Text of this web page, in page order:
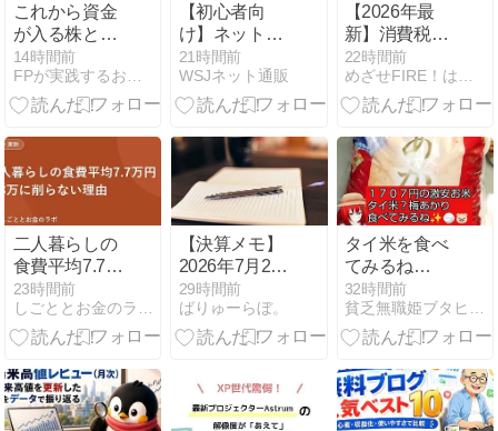
これから資金
が入る株と流
出する株
14時間前
FPが実践するお金の知恵を磨く勉強会
【初心者向
け】ネットシ
ョップでは何
が売れる？売
れやすい商品
説
21時間前
WSJネット通販
【2026年最
新】消費税
1％へ！食料
品の減税を閣
議決定｜2027
間、いつから
安くなる？
22時間前
めざせFIRE！はやまるのおすすめ優待＆高配当株
二人暮らしの
食費平均7.7万
円｜月3万に
削らない理由
23時間前
しごととお金のラボ | お金に関する情報を日々共有！
【決算メモ】
2026年7月28
日～30日開示
分【バリュ
ー・高配当の
29時間前
ばりゅーらぼ。
タイ米を食べ
てみるね
Vtuberの食事
梅あかり
32時間前
貧乏無職姫ブタヒメ生活記